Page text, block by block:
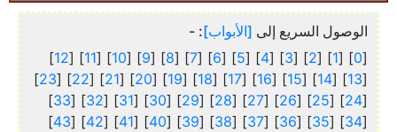
الوصول السريع إلى [الأبواب]: -
[
0
] [
1
] [
2
] [
3
] [
4
] [
5
] [
6
] [
7
] [
8
] [
9
] [
10
] [
11
] [
12
]
[
13
] [
14
] [
15
] [
16
] [
17
] [
18
] [
19
] [
20
] [
21
] [
22
] [
23
]
[
24
] [
25
] [
26
] [
27
] [
28
] [
29
] [
30
] [
31
] [
32
] [
33
]
[
34
] [
35
] [
36
] [
37
] [
38
] [
39
] [
40
] [
41
] [
42
] [
43
]